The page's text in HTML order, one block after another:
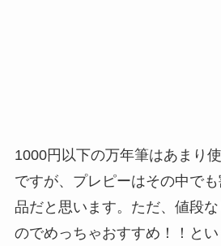
1000円以下の万年筆はあまり
ですが、プレピーはその中で
品だと思います。ただ、値段
のでめっちゃおすすめ！！と